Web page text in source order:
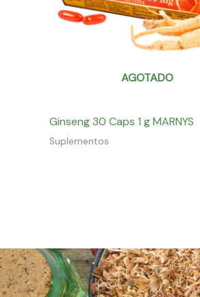
AGOTADO
Ginseng 30 Caps 1 g MARNYS
Suplementos